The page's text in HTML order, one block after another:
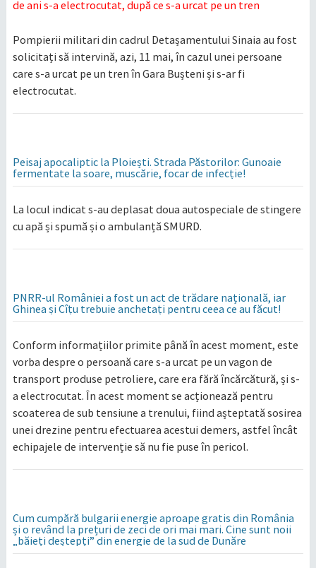
Pompierii militari din cadrul Detașamentului Sinaia au fost
solicitați să intervină, azi, 11 mai, în cazul unei persoane
care s-a urcat pe un tren în Gara Bușteni și s-ar fi
electrocutat.
Peisaj apocaliptic la Ploiești. Strada Păstorilor: Gunoaie
fermentate la soare, muscărie, focar de infecție!
La locul indicat s-au deplasat doua autospeciale de stingere
cu apă și spumă și o ambulanță SMURD.
PNRR-ul României a fost un act de trădare națională, iar
Ghinea și Cîțu trebuie anchetați pentru ceea ce au făcut!
Conform informațiilor primite până în acest moment, este
vorba despre o persoană care s-a urcat pe un vagon de
transport produse petroliere, care era fără încărcătură, și s-
a electrocutat. În acest moment se acționează pentru
scoaterea de sub tensiune a trenului, fiind așteptată sosirea
unei drezine pentru efectuarea acestui demers, astfel încât
echipajele de intervenție să nu fie puse în pericol.
Cum cumpără bulgarii energie aproape gratis din România
și o revând la prețuri de zeci de ori mai mari. Cine sunt noii
„băieți deștepți” din energie de la sud de Dunăre